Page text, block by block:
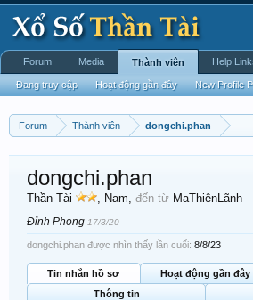
Forum Thành viên dongchi.phan
dongchi.phan
Thần Tài , Nam, đến từ MaThiênLãnh
Đỉnh Phong 17/3/20
dongchi.phan được nhìn thấy lần cuối: 8/8/23
Tin nhắn hồ sơ Hoạt động gần đây
Thông tin
Forum Media Thành viên
Đang truy cập Hoạt động gần đây New Profile
Help